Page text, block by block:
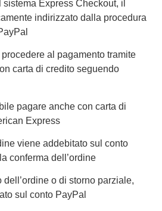
Express Checkout, il
indirizzato dalla procedura
al pagamento tramite
carta di credito seguendo
pagare anche con carta di
Express
viene addebitato sul conto
conferma dell’ordine
dell’ordine o di storno parziale,
sul conto PayPal